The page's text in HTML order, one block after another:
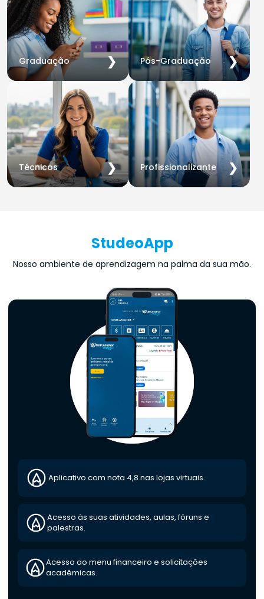
StudeoApp
Nosso ambiente de aprendizagem na palma da sua mão.
Aplicativo com nota 4,8 nas lojas virtuais.
Acesso às suas atividades, aulas, fóruns e
palestras.
Acesso ao menu financeiro e solicitações
acadêmicas.
Graduação ❯ Pós-Graduação ❯
Técnicos ❯ Profissionalizante ❯